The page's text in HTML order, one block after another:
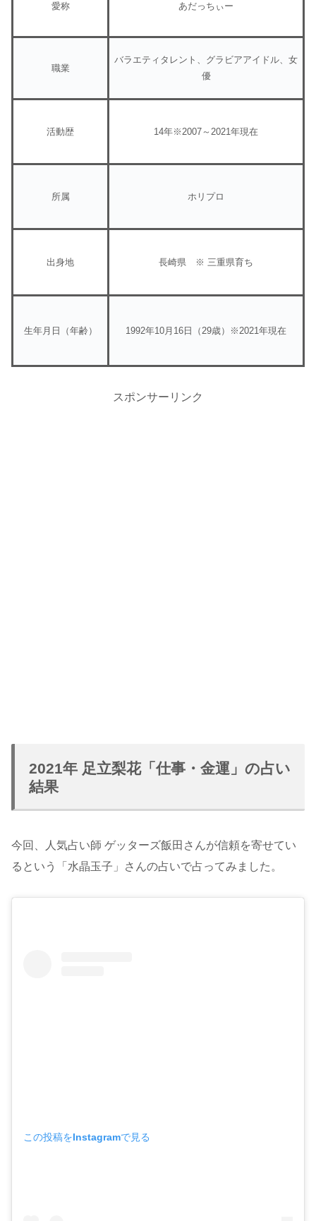
愛称 あだっちぃー
職業
バラエティタレント、グラビアアイドル、女
優
活動歴 14年※2007～2021年現在
所属 ホリプロ
出身地 長崎県 ※ 三重県育ち
生年月日（年齢） 1992年10月16日（29歳）※2021年現在
スポンサーリンク
2021年 足立梨花「仕事・金運」の占い
結果
今回、人気占い師 ゲッターズ飯田さんが信頼を寄せてい
るという「水晶玉子」さんの占いで占ってみました。
この投稿をInstagramで見る